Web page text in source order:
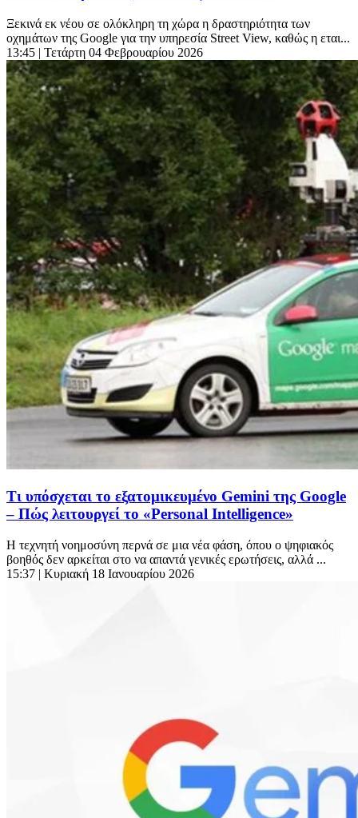
Ξεκινά εκ νέου σε ολόκληρη τη χώρα η δραστηριότητα των
οχημάτων της Google για την υπηρεσία Street View, καθώς η εται...
13:45 | Τετάρτη 04 Φεβρουαρίου 2026
Τι υπόσχεται το εξατομικευμένο Gemini της Google
– Πώς λειτουργεί το «Personal Intelligence»
Η τεχνητή νοημοσύνη περνά σε μια νέα φάση, όπου ο ψηφιακός
βοηθός δεν αρκείται στο να απαντά γενικές ερωτήσεις, αλλά ...
15:37 | Κυριακή 18 Ιανουαρίου 2026